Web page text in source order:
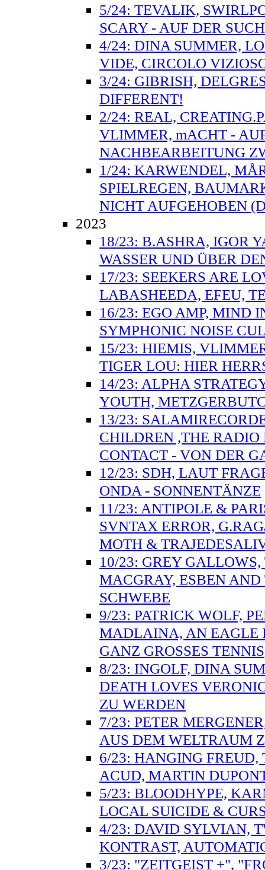
5/24: TEVALIK,
SCARY - AUF DER
4/24: DINA SUMMER,
VIDE, CIRCOLO
3/24: GIBRISH,
DIFFERENT!
2/24: REAL,
VLIMMER, mACHT -
NACHBEARBEITUNG
1/24: KARWENDEL,
SPIELREGEN,
NICHT AUFGEHOBEN
2023
18/23: B.ASHRA, IGOR
WASSER UND ÜBER
17/23: SEEKERS ARE
LABASHEEDA, EFEU,
16/23: EGO AMP, MIND
SYMPHONIC NOISE
15/23: HIEMIS,
TIGER LOU: HIER
14/23: ALPHA
YOUTH,
13/23:
CHILDREN ,THE
CONTACT - VON DER
12/23: SDH, LAUT
ONDA - SONNENTÄNZE
11/23: ANTIPOLE &
SVNTAX ERROR,
MOTH &
10/23: GREY
MACGRAY, ESBEN
SCHWEBE
9/23: PATRICK WOLF,
MADLAINA, AN EAGLE
GANZ GROSSES TENNIS
8/23: INGOLF, DINA
DEATH LOVES
ZU WERDEN
7/23: PETER
AUS DEM WELTRAUM
6/23: HANGING FREUD,
ACUD, MARTIN
5/23: BLOODHYPE,
LOCAL SUICIDE &
4/23: DAVID SYLVIAN,
KONTRAST,
3/23: "ZEITGEIST +",